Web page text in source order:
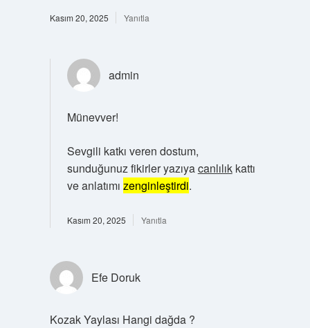
Kasım 20, 2025 Yanıtla
admin
Münevver!
Sevgili katkı veren dostum,
sunduğunuz fikirler yazıyacanlılıkkattı
ve anlatımı zenginleştirdi.
Kasım 20, 2025 Yanıtla
Efe Doruk
Kozak Yaylası Hangi dağda ?